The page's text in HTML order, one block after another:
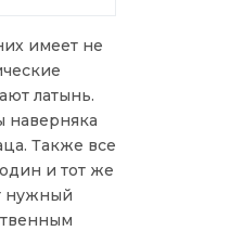
имеет не
латынь.
наверняка
Также все
и тот же
нужный